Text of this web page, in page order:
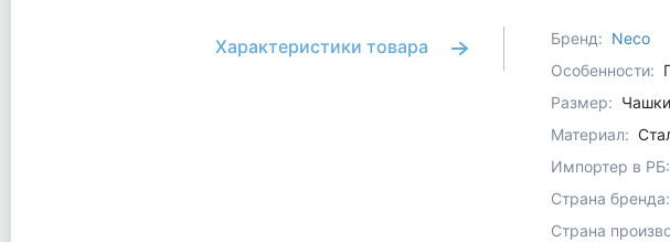
Характеристики товара Бренд: Neco
Особенности:
Размер:
Материал:
Импортер в РБ:
Страна бренда:
Страна